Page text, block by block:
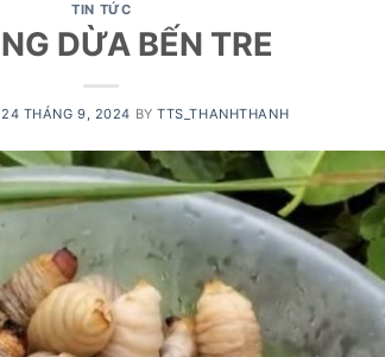
TIN TỨC
DỪA BẾN TRE
24 THÁNG 9, 2024 BYTTS_THANHTHANH